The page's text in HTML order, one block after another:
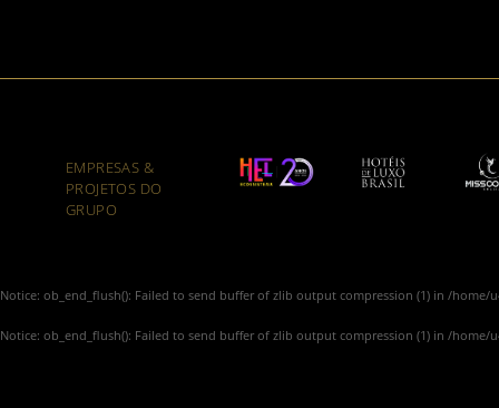
EMPRESAS &
PROJETOS DO
GRUPO
Notice: ob_end_flush(): Failed to send buffer of zlib output compression (1) in /home/
Notice: ob_end_flush(): Failed to send buffer of zlib output compression (1) in /home/